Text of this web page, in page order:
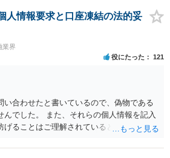
人情報要求と口座凍結の法的妥
業界
役にたった 121
い合わせたと書いているので、偽物である
んでした。 また、それらの個人情報を記入
げることはご理解されているとおりです。
です。 最初の回答では分かりづらかったの